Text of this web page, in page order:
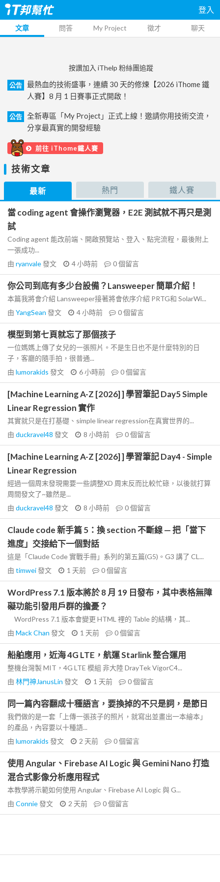
登入
文章 問答 My Project 徵才 聊天
按讚加入 iThelp 粉絲團追蹤
公告
最熱血的技術盛事，連續 30 天的修煉【2026 iThome 鐵
人賽】8 月 1 日賽事正式開啟！
公告
全新專區「My Project」正式上線！邀請你用技術交流，
分享最真實的開發經驗
前往 iThome鐵人賽
技術文章
最新 熱門 鐵人賽
當 coding agent 會操作瀏覽器，E2E 測試就不再只是測
試
Coding agent 能改前端、開啟預覽站、登入、點完流程，最後附上
一張成功...
由 ryanvale發文 4 小時前 0個留言
你公司到底有多少台設備？Lansweeper 簡單介紹！
本篇我將會介紹 Lansweeper接著將會依序介紹 PRTG和 SolarWi...
由 YangSean 發文 4 小時前 0個留言
模型到第七頁就忘了那個孩子
一位媽媽上傳了女兒的一張照片。不是生日也不是什麼特別的日
子，客廳的隨手拍，很普通...
由 lumorakids 發文 6 小時前 0個留言
[Machine Learning A-Z [2026] ] 學習筆記 Day5 Simple
Linear Regression 實作
其實就只是在打基礎、simple linear regression在真實世界的...
由 duckravel48 發文 8 小時前 0個留言
[Machine Learning A-Z [2026] ] 學習筆記 Day4 - Simple
Linear Regression
經過一個周末發現需要一些調整XD 周末反而比較忙碌，以後就打算
周間發文了~雖然是...
由 duckravel48 發文 8 小時前 0個留言
Claude code 新手篇 5：換 section 不斷線 — 把「當下
進度」交接給下一個對話
這是「Claude Code 實戰手冊」系列的第五篇(G5)。G3 講了 CL...
由 timwei發文 1 天前 0個留言
WordPress 7.1 版本將於 8 月 19 日發布，其中表格無障
礙功能引發用戶群的擔憂？
WordPress 7.1 版本會變更 HTML 裡的 Table 的結構，其...
由 Mack Chan 發文 1 天前 0個留言
船舶應用，近海 4G LTE，航運 Starlink 整合運用
整機台灣製 MIT，4G LTE 模組 非大陸 DrayTek VigorC4...
由 林門神JanusLin 發文 1 天前 0個留言
同一篇內容翻成十種語言，要換掉的不只是詞，是節日
我們做的是一套「上傳一張孩子的照片，就寫出並畫出一本繪本」
的產品，內容要以十種語...
由 lumorakids 發文 2 天前 0個留言
使用 Angular、Firebase AI Logic 與 Gemini Nano 打造
混合式影像分析應用程式
本教學將示範如何使用 Angular、Firebase AI Logic 與 G...
由 Connie發文 2 天前 0個留言